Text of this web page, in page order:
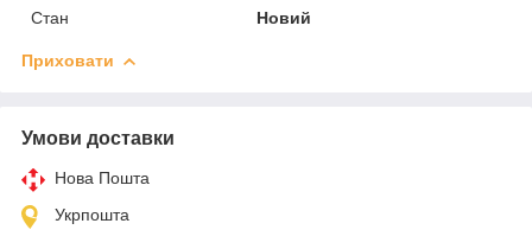
Стан
Новий
Приховати
Умови доставки
Нова Пошта
Укрпошта